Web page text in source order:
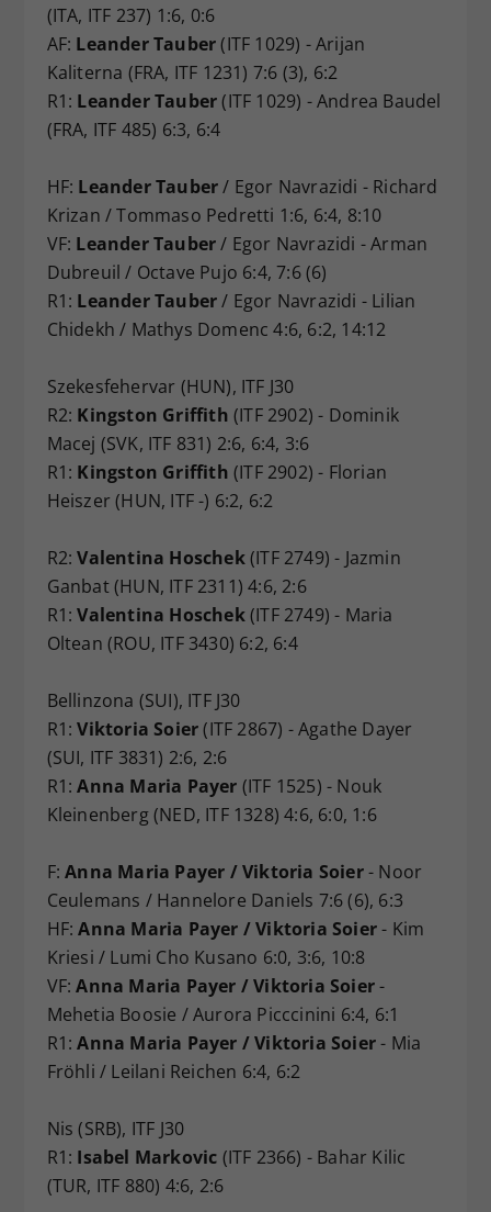
(ITA, ITF 237) 1:6, 0:6
AF: Leander Tauber(ITF 1029) - Arijan
Kaliterna (FRA, ITF 1231) 7:6 (3), 6:2
R1: Leander Tauber(ITF 1029) - Andrea Baudel
(FRA, ITF 485) 6:3, 6:4
HF: Leander Tauber/ Egor Navrazidi - Richard
Krizan / Tommaso Pedretti 1:6, 6:4, 8:10
VF: Leander Tauber/ Egor Navrazidi - Arman
Dubreuil / Octave Pujo 6:4, 7:6 (6)
R1: Leander Tauber/ Egor Navrazidi - Lilian
Chidekh / Mathys Domenc 4:6, 6:2, 14:12
Szekesfehervar (HUN), ITF J30
R2: Kingston Griffith (ITF 2902) - Dominik
Macej (SVK, ITF 831) 2:6, 6:4, 3:6
R1: Kingston Griffith (ITF 2902) - Florian
Heiszer (HUN, ITF -) 6:2, 6:2
R2:Valentina Hoschek(ITF 2749) - Jazmin
Ganbat (HUN, ITF 2311) 4:6, 2:6
R1:Valentina Hoschek(ITF 2749) - Maria
Oltean (ROU, ITF 3430) 6:2, 6:4
Bellinzona (SUI), ITF J30
R1:Viktoria Soier(ITF 2867) - Agathe Dayer
(SUI, ITF 3831) 2:6, 2:6
R1:Anna Maria Payer (ITF 1525) - Nouk
Kleinenberg (NED, ITF 1328) 4:6, 6:0, 1:6
F:Anna Maria Payer / Viktoria Soier- Noor
Ceulemans / Hannelore Daniels 7:6 (6), 6:3
HF:Anna Maria Payer / Viktoria Soier- Kim
Kriesi / Lumi Cho Kusano 6:0, 3:6, 10:8
VF:Anna Maria Payer / Viktoria Soier-
Mehetia Boosie / Aurora Picccinini 6:4, 6:1
R1:Anna Maria Payer / Viktoria Soier- Mia
Fröhli / Leilani Reichen 6:4, 6:2
Nis (SRB), ITF J30
R1: Isabel Markovic (ITF 2366) - Bahar Kilic
(TUR, ITF 880) 4:6, 2:6